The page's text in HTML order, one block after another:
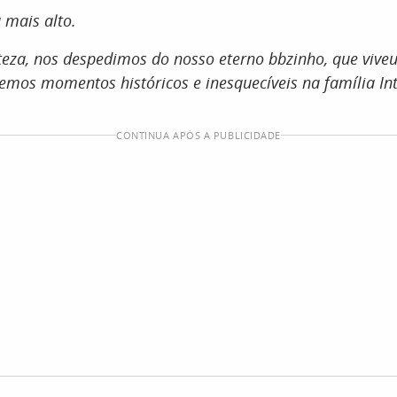
mais alto.
nos despedimos do nosso eterno bbzinho, que
momentos históricos e inesquecíveis na família
CONTINUA APÓS A PUBLICIDADE